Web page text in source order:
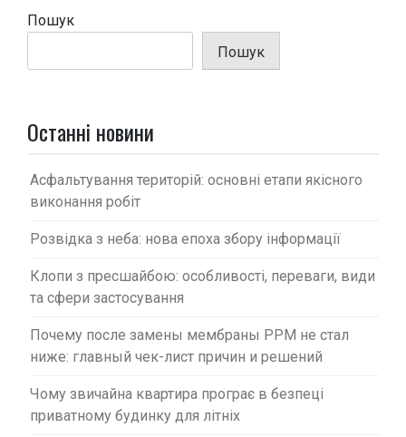
Пошук
Пошук
Останні новини
Асфальтування територій: основні етапи якісного
виконання робіт
Розвідка з неба: нова епоха збору інформації
Клопи з пресшайбою: особливості, переваги, види
та сфери застосування
Почему после замены мембраны PPM не стал
ниже: главный чек-лист причин и решений
Чому звичайна квартира програє в безпеці
приватному будинку для літніх